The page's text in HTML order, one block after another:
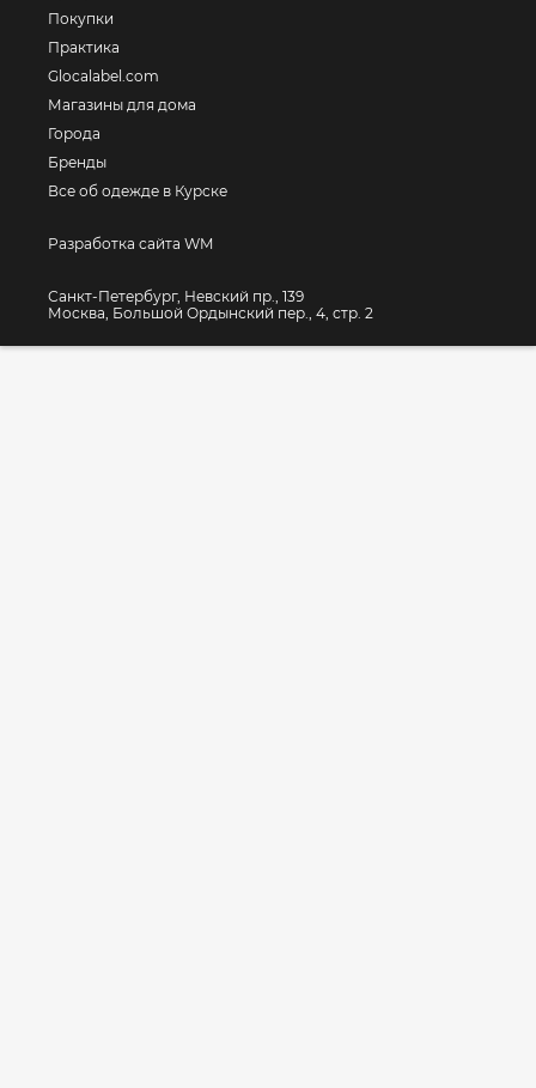
Покупки
Практика
Glocalabel.com
Магазины для дома
Города
Бренды
Все об одежде в Курске
Разработка сайта WM
Санкт-Петербург, Невский пр., 139
Москва, Большой Ордынский пер., 4, стр. 2